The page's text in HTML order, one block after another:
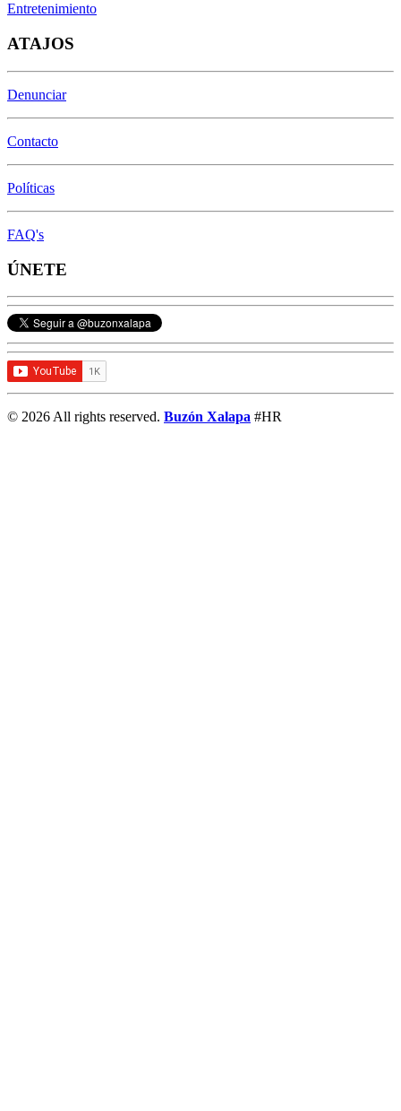
Entretenimiento
ATAJOS
Denunciar
Contacto
Políticas
FAQ's
ÚNETE
© 2026 All rights reserved. Buzón Xalapa #HR